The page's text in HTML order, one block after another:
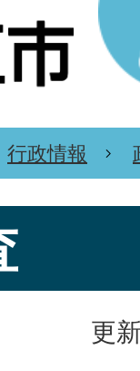
行政情報
更